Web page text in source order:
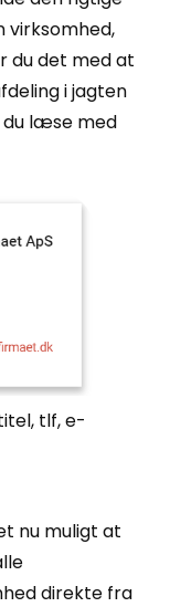
virksomhed,
du det med at
i jagten
du læse med
tlf, e-
nu muligt at
direkte fra